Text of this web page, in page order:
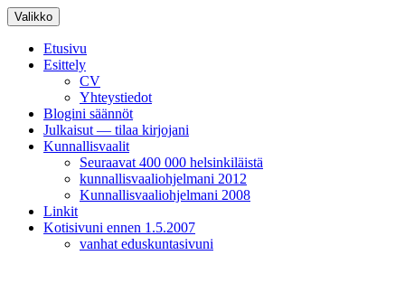
Siirry
sisältöön
Valikko
Etusivu
Esittely
CV
Yhteystiedot
Blogini säännöt
Julkaisut — tilaa kirjojani
Kunnallisvaalit
Seuraavat 400 000 helsinkiläistä
kunnallisvaaliohjelmani 2012
Kunnallisvaaliohjelmani 2008
Linkit
Kotisivuni ennen 1.5.2007
vanhat eduskuntasivuni